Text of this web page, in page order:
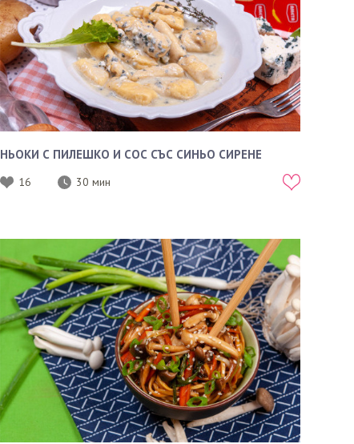
НЬОКИ С ПИЛЕШКО И СОС СЪС СИНЬО СИРЕНЕ
16 30 мин